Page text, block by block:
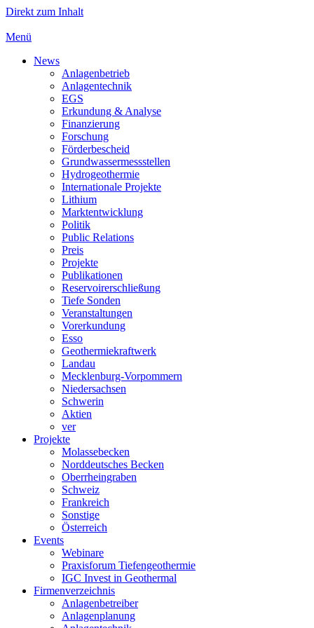
Direkt zum Inhalt
Menü
News
Anlagenbetrieb
Anlagentechnik
EGS
Erkundung & Analyse
Finanzierung
Forschung
Förderbescheid
Grundwassermessstellen
Hydrogeothermie
Internationale Projekte
Lithium
Marktentwicklung
Politik
Public Relations
Preis
Projekte
Publikationen
Reservoirerschließung
Tiefe Sonden
Veranstaltungen
Vorerkundung
Esso
Geothermiekraftwerk
Landau
Mecklenburg-Vorpommern
Niedersachsen
Schwerin
Aktien
ver
Projekte
Molassebecken
Norddeutsches Becken
Oberrheingraben
Schweiz
Frankreich
Sonstige
Österreich
Events
Webinare
Praxisforum Tiefengeothermie
IGC Invest in Geothermal
Firmenverzeichnis
Anlagenbetreiber
Anlagenplanung